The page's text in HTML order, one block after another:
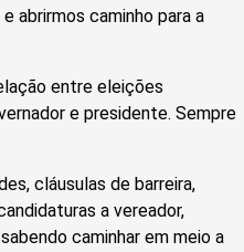
abrirmos caminho para a
entre eleições
e presidente. Sempre
cláusulas de barreira,
a vereador,
caminhar em meio a